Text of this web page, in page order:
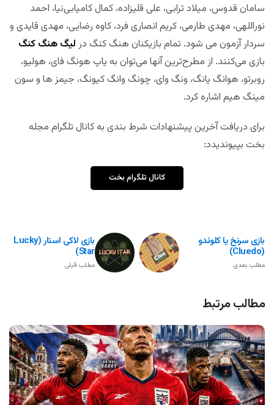
سامان قدوس، میلاد ترابی، علی قلیزاده، کمال کامیابی‌نیا، احمد
نوراللهی، مهدی طارمی، کریم انصاری فرد، کاوه رضایی، مهدی قایدی و
سردار آزمون می شود. تمام بازیکنان هنگ کنگ در لیگ هنگ کنگ
بازی می‌کنند. از مطرح‌ترین آنها می‌توان به یاپ هونگ فای، هولیو،
روبرتو، هوانگ یانگ، ونگ وای، چونگ وانگ کیونگ، جیمز ها و سون
مینگ هیم اشاره کرد.
برای دریافت آخرین پیشنهادات شرط بندی به کانال تلگرام مجله
بخت بپیوندیدد:
کانال تلگرام بخت
بازی لاکی استار (Lucky
Star)
مطلب قبلی
بازی سرنخ یا کلوئدو
(Cluedo)
مطلب بعدی
مطالب مرتبط